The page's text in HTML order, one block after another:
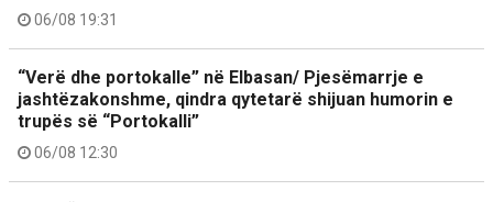
06/08 19:31
“Verë dhe portokalle” në Elbasan/ Pjesëmarrje e
jashtëzakonshme, qindra qytetarë shijuan humorin e
trupës së “Portokalli”
06/08 12:30